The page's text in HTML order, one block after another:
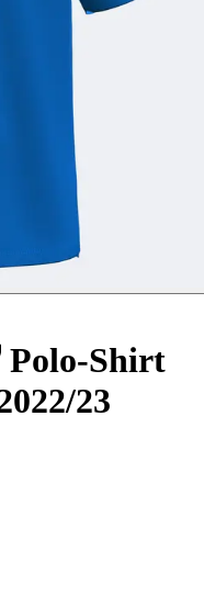
Polo-Shirt
23